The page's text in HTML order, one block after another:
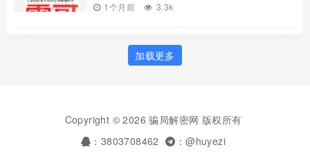
1个月前 3.3k
加载更多
Copyright © 2026 骗局解密网 版权所有
：3803708462
：@huyezi